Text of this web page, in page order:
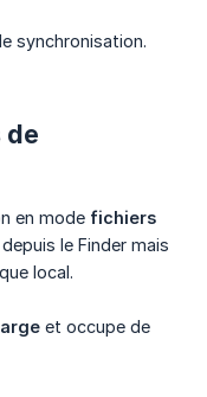
synchronisation.
de
en mode fichiers
le Finder mais
local.
et occupe de